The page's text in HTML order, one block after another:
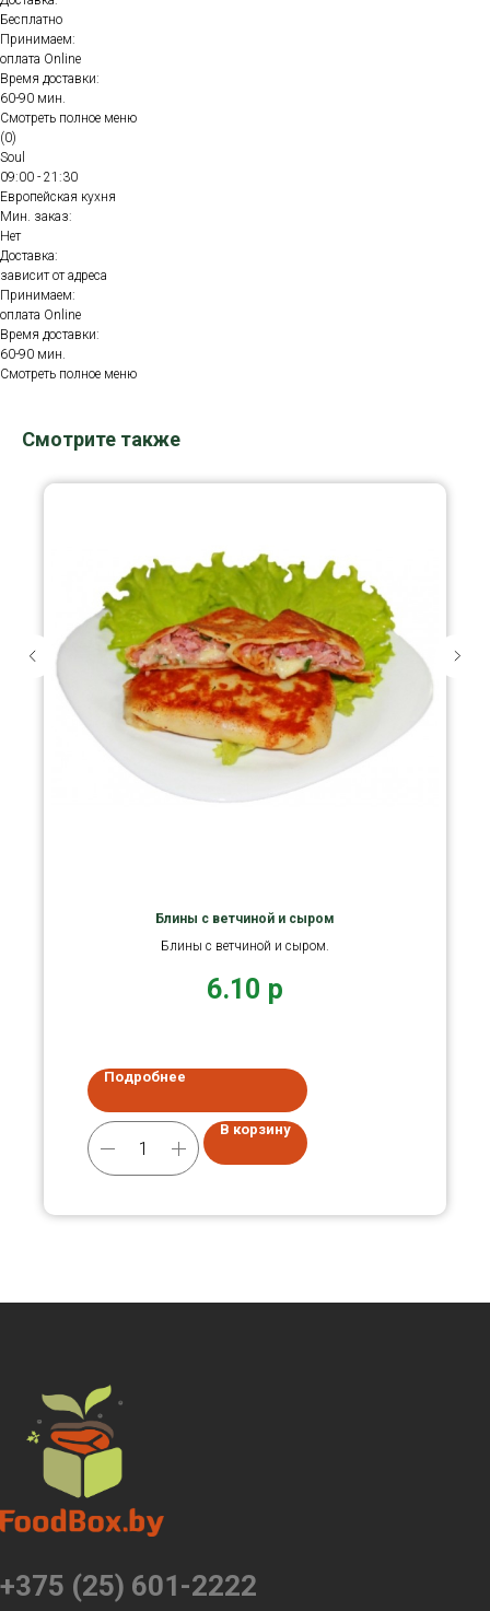
Бесплатно
Принимаем:
оплата Online
Время доставки:
60-90 мин.
Смотреть полное меню
(0)
Soul
09:00 - 21:30
Европейская кухня
Мин. заказ:
Нет
Доставка:
зависит от адреса
Принимаем:
оплата Online
Время доставки:
60-90 мин.
Смотреть полное меню
Смотрите также
Блины с ветчиной и сыром
Блины с ветчиной и сыром.
6.10 р
Подробнее
В корзину
+375 (25) 601-2222